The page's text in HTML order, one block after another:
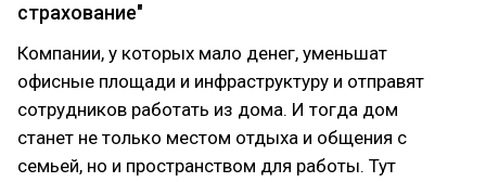
страхование"
Компании, у которых мало денег, уменьшат
офисные площади и инфраструктуру и отправят
сотрудников работать из дома. И тогда дом
станет не только местом отдыха и общения с
семьей, но и пространством для работы. Тут